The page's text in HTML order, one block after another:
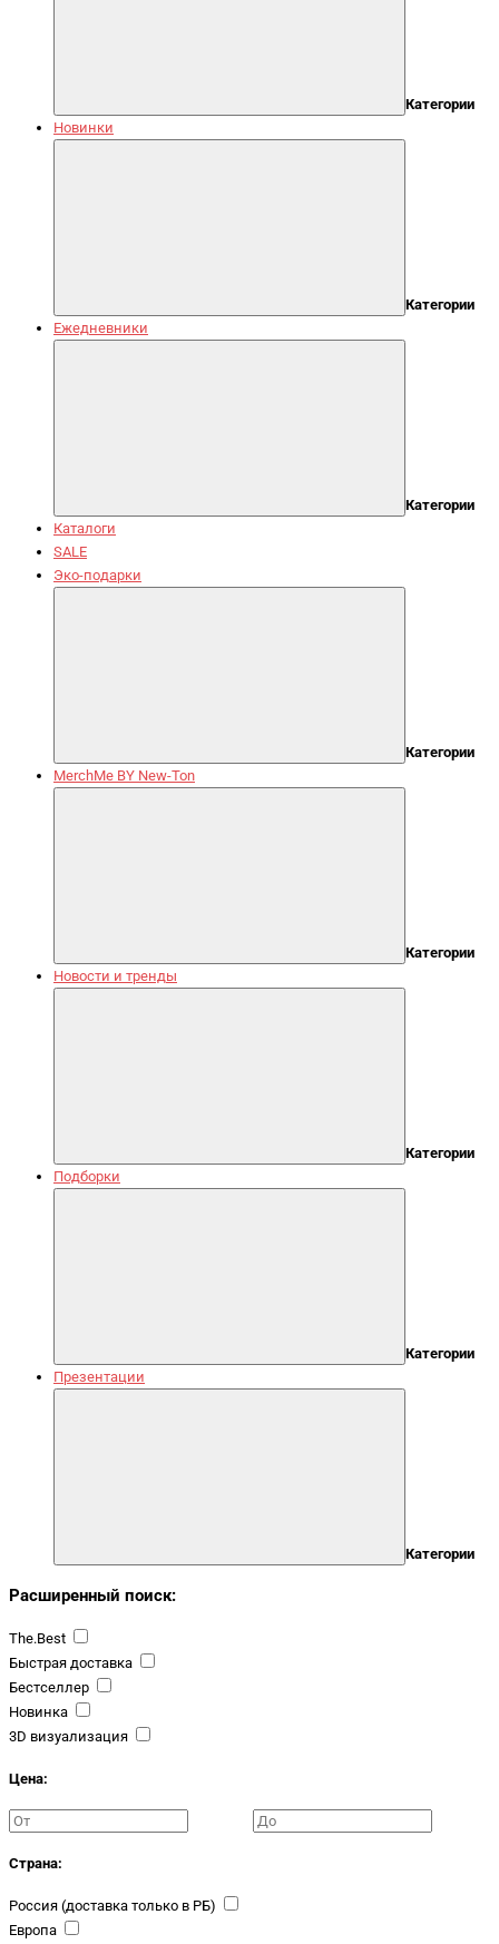
Категории
Новинки
Категории
Ежедневники
Категории
Каталоги
SALE
Эко-подарки
Категории
MerchMe BY New-Ton
Категории
Новости и тренды
Категории
Подборки
Категории
Презентации
Категории
Расширенный поиск:
The.Best
Быстрая доставка
Бестселлер
Новинка
3D визуализация
Цена:
Страна:
Россия (доставка только в РБ)
Европа